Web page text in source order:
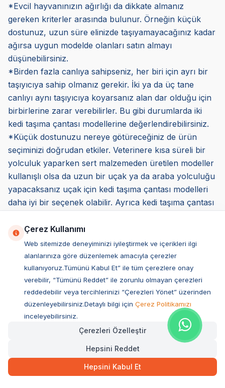
*Evcil hayvanınızın ağırlığı da dikkate almanız
gereken kriterler arasında bulunur. Örneğin küçük
dostunuz, uzun süre elinizde taşıyamayacağınız kadar
ağırsa uygun modelde olanları satın almayı
düşünebilirsiniz.
*Birden fazla canlıya sahipseniz, her biri için ayrı bir
taşıyıcıya sahip olmanız gerekir. İki ya da üç tane
canlıyı aynı taşıyıcıya koyarsanız alan dar olduğu için
birbirlerine zarar verebilirler. Bu gibi durumlarda iki
kedi taşıma çantası modellerine değerlendirebilirsiniz.
*Küçük dostunuzu nereye götüreceğiniz de ürün
seçiminizi doğrudan etkiler. Veterinere kısa süreli bir
yolculuk yaparken sert malzemeden üretilen modeller
kullanışlı olsa da uzun bir uçak ya da araba yolculuğu
yapacaksanız uçak için kedi taşıma çantası modelleri
daha iyi bir seçenek olabilir. Ayrıca kedi taşıma çantası
olmalıdır. Sert ürünler yerine daha yumuşak yapıya
sahip ürünleri tercih edebilirsiniz.
*Seçmiş olduğunuz ürünün, havalandırmasının iyi
olması da belirleyici etkenler arasındadır. Küçük
dostunuzun sağlıklı şekilde nefes alıp vermesine
olanak sunar. Ayrıca sıcak ve soğuk havalarda hava
sirkülasyonu konusunda destek sağlar.
*Kedi taşıma çantası modellerinde bir diğer önemli
etkende temizlik aşamasıdır. Rahat ve kolay
temizlenebilir ürün tercih edebilirsiniz. Böylelikle
hijyenik bir alanda taşıma olanağı sağlamış olursunuz.
*Üretimde kullanılan malzemenin kalitesi ve sağlık
Çerez Kullanımı
Web sitemizde deneyiminizi iyileştirmek ve içerikleri ilgi
alanlarınıza göre düzenlemek amacıyla çerezler
kullanıyoruz.Tümünü Kabul Et” ile tüm çerezlere onay
verebilir, “Tümünü Reddet” ile zorunlu olmayan çerezleri
reddedebilir veya tercihlerinizi “Çerezleri Yönet” üzerinden
düzenleyebilirsiniz.Detaylı bilgi için Çerez Politikamızı
inceleyebilirsiniz.
Çerezleri Özelleştir
Hepsini Reddet
Hepsini Kabul Et